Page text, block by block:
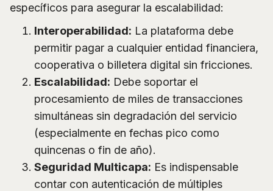
específicos para asegurar la escalabilidad:
Interoperabilidad: La plataforma debe
permitir pagar a cualquier entidad financiera,
cooperativa o billetera digital sin fricciones.
Escalabilidad: Debe soportar el
procesamiento de miles de transacciones
simultáneas sin degradación del servicio
(especialmente en fechas pico como
quincenas o fin de año).
Seguridad Multicapa: Es indispensable
contar con autenticación de múltiples